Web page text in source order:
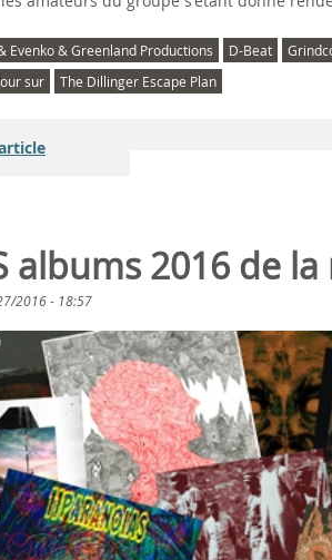
Evenko & Greenland Productions D-Beat
sur The Dillinger Escape Plan
albums 2016 de
2016 - 18:57